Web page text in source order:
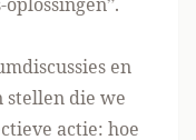
en
die we
actie: hoe